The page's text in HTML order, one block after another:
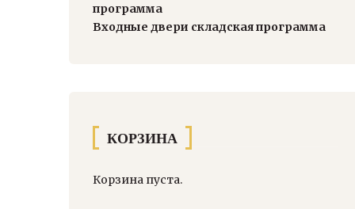
программа
Входные двери складская программа
КОРЗИНА
Корзина пуста.